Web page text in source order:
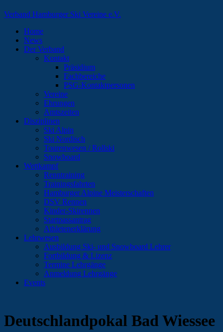
Verband Hamburger Ski Vereine e.V.
Home
News
Der Verband
Kontakt
Präsidium
Fachbereiche
PSG-Kontaktpersonen
Vereine
Ehrungen
Amtszeiten
Disziplinen
Ski Alpin
Ski Nordisch
Tourenwesen / Rollski
Snowboard
Wettkampf
Renntraining
Trainingsfahrten
Hamburger Alpine Meisterschaften
DSV Rennen
Kinder-Skirennen
Startpassantrag
Athletenerklärung
Lehrwesen
Ausbildung Ski- und Snowboard Lehrer
Fortbildung & Lizenz
Termine Lehrgänge
Anmeldung Lehrgänge
Events
Deutschlandpokal Bad Wiessee